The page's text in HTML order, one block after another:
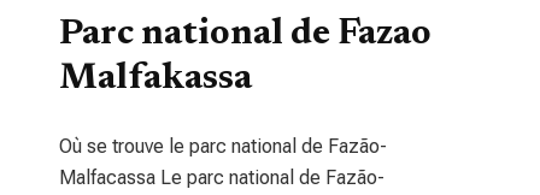
Parc national de Fazao
Malfakassa
Où se trouve le parc national de Fazão-
Malfacassa Le parc national de Fazão-